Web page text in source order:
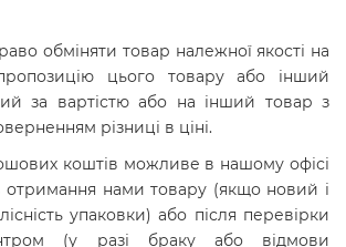
обміняти товар належної якості на
цього товару або інший
за вартістю або на інший товар з
різниці в ціні.
коштів можливе в нашому офісі
отримання нами товару (якщо новий і
упаковки) або після перевірки
(у разі браку або відмови